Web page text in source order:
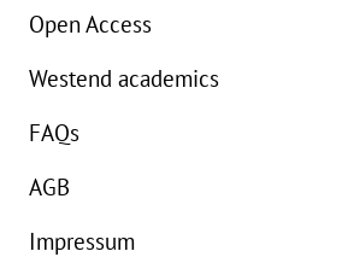
Open Access
Westend academics
FAQs
AGB
Impressum